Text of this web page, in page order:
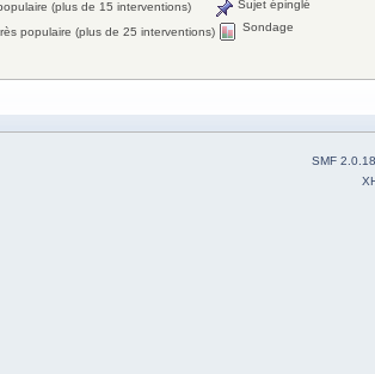
(plus de 15 interventions)
populaire (plus de 25 interventions)
Sujet épinglé
Sondage
SMF 2.0.18